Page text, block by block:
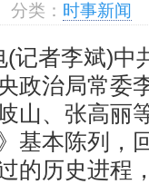
分类： 时事新闻
记者李斌)中
政治局常委
山、张高丽
基本陈列，
的历史进程